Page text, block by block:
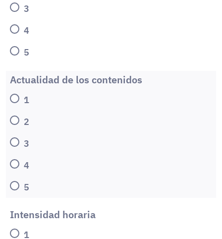
3
4
5
Actualidad de los contenidos
1
2
3
4
5
Intensidad horaria
1